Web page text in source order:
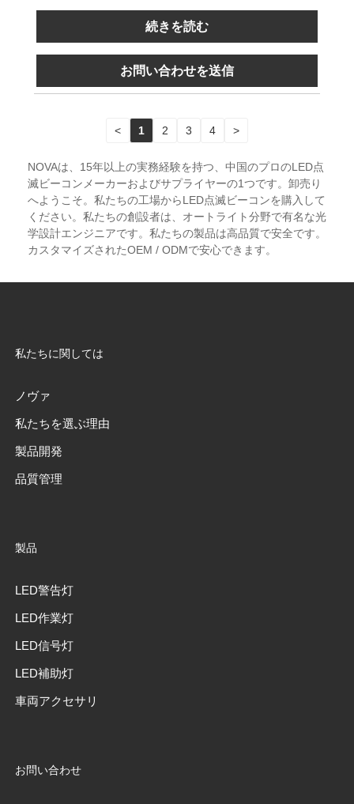
続きを読む
お問い合わせを送信
< 1 2 3 4 >
NOVAは、15年以上の実務経験を持つ、中国のプロのLED点
滅ビーコンメーカーおよびサプライヤーの1つです。卸売り
へようこそ。私たちの工場からLED点滅ビーコンを購入して
ください。私たちの創設者は、オートライト分野で有名な光
学設計エンジニアです。私たちの製品は高品質で安全です。
カスタマイズされたOEM / ODMで安心できます。
私たちに関しては
ノヴァ
私たちを選ぶ理由
製品開発
品質管理
製品
LED警告灯
LED作業灯
LED信号灯
LED補助灯
車両アクセサリ
お問い合わせ